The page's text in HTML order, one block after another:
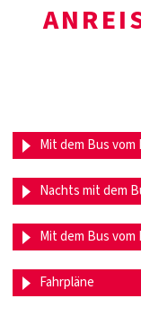
Mit dem Bus
Nachts mit dem
Mit dem Bus
Fahrpläne